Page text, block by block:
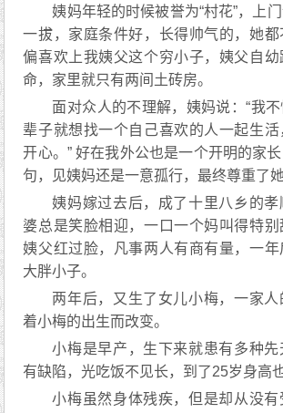
姨妈年轻的时候被誉为“村花”，上
一拔，家庭条件好，长得帅气的，她
偏喜欢上我姨父这个穷小子，姨父自
命，家里就只有两间土砖房。
面对众人的不理解，姨妈说：“我
辈子就想找一个自己喜欢的人一起生
开心。” 好在我外公也是一个开明的家
句，见姨妈还是一意孤行，最终尊重了她
姨妈嫁过去后，成了十里八乡的
婆总是笑脸相迎，一口一个妈叫得特
姨父红过脸，凡事两人有商有量，一
大胖小子。
两年后，又生了女儿小梅，一家
着小梅的出生而改变。
小梅是早产，生下来就患有多种
有缺陷，光吃饭不见长，到了25岁身高
小梅虽然身体残疾，但是却从没有